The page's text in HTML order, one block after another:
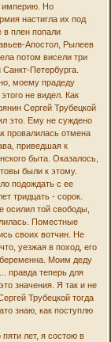
империю. Но
настигла их под
в плен попали
Апостол, Рылеев
потом висели три
Петербурга.
моему прадеду
не видел. Как
Сергей Трубецкой
это. Ему не суждено
провалилась отмена
приведшая к
быта. Оказалось,
были к этому.
подождать с ее
тридцать - сорок.
осилил той свободы,
Поместные
своих вотчин. Не
уезжая в поход, его
Моим деду
правда теперь для
значения. Я так и не
Трубецкой тогда
знаю, как поступлю
лет, я состою в